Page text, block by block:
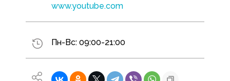
www.youtube.com
Пн-Вс: 09:00-21:00